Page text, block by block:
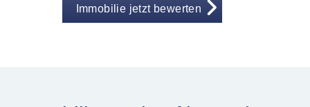
Immobilie jetzt bewerten